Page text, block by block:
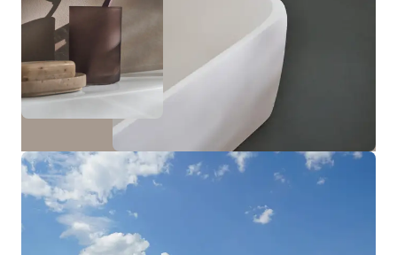
Ver muebles de baño